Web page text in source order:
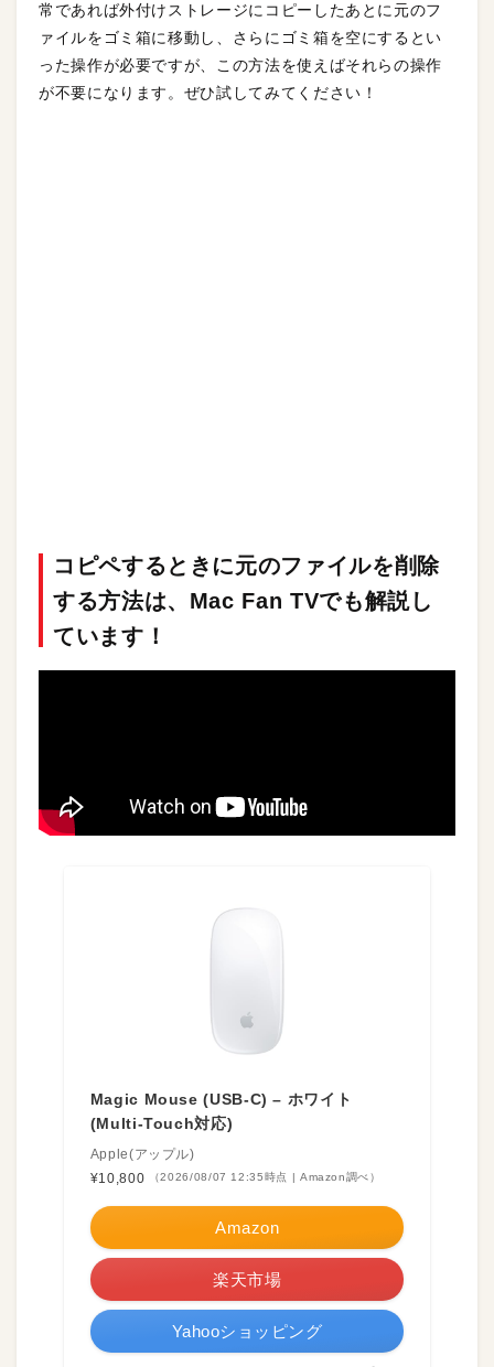
常であれば外付けストレージにコピーしたあとに元のフ
ァイルをゴミ箱に移動し、さらにゴミ箱を空にするとい
った操作が必要ですが、この方法を使えばそれらの操作
が不要になります。ぜひ試してみてください！
コピペするときに元のファイルを削除
する方法は、Mac Fan TVでも解説し
ています！
Magic Mouse (USB-C) – ホワイト
(Multi-Touch対応)
Apple(アップル)
¥10,800
（2026/08/07 12:35時点 | Amazon調べ）
Amazon
楽天市場
Yahooショッピング